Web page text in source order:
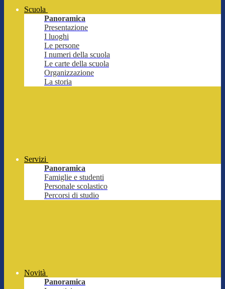
Scuola
Panoramica
Presentazione
I luoghi
Le persone
I numeri della scuola
Le carte della scuola
Organizzazione
La storia
Servizi
Panoramica
Famiglie e studenti
Personale scolastico
Percorsi di studio
Novità
Panoramica